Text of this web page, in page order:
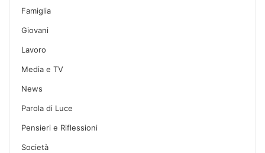
Famiglia
Giovani
Lavoro
Media e TV
News
Parola di Luce
Pensieri e Riflessioni
Società